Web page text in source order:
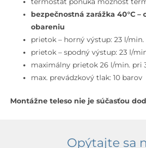
termostat ponúka možnosť
bezpečnostná zarážka 40°C –
obareniu
prietok – horný výstup: 23 l/min.
prietok – spodný výstup: 23 l/
maximálny prietok 26 l/min. pri
max. prevádzkový tlak: 10 barov
Montážne teleso nie je súčasťou
Opýtajte sa